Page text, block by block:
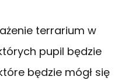
terrarium w
pupil będzie
będzie mógł się